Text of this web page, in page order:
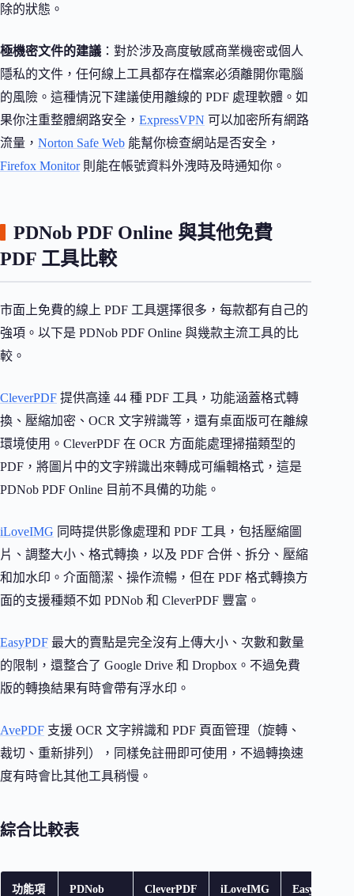
除的狀態。
極機密文件的建議 ：對於涉及高度敏感商業機密或個人
隱私的文件，任何線上工具都存在檔案必須離開你電腦
的風險。這種情況下建議使用離線的 PDF 處理軟體。如
果你注重整體網路安全， ExpressVPN 可以加密所有網路
流量， Norton Safe Web 能幫你檢查網站是否安全，
Firefox Monitor則能在帳號資料外洩時及時通知你。
PDNob PDF Online 與其他免費
PDF 工具比較
市面上免費的線上 PDF 工具選擇很多，每款都有自己的
強項。以下是 PDNob PDF Online 與幾款主流工具的比
較。
CleverPDF 提供高達 44 種 PDF 工具，功能涵蓋格式轉
換、壓縮加密、OCR 文字辨識等，還有桌面版可在離線
環境使用。CleverPDF 在 OCR 方面能處理掃描類型的
PDF，將圖片中的文字辨識出來轉成可編輯格式，這是
PDNob PDF Online 目前不具備的功能。
iLoveIMG 同時提供影像處理和 PDF 工具，包括壓縮圖
片、調整大小、格式轉換，以及 PDF 合併、拆分、壓縮
和加水印。介面簡潔、操作流暢，但在 PDF 格式轉換方
面的支援種類不如 PDNob 和 CleverPDF 豐富。
EasyPDF 最大的賣點是完全沒有上傳大小、次數和數量
的限制，還整合了 Google Drive 和 Dropbox。不過免費
版的轉換結果有時會帶有浮水印。
AvePDF 支援 OCR 文字辨識和 PDF 頁面管理（旋轉、
裁切、重新排列），同樣免註冊即可使用，不過轉換速
度有時會比其他工具稍慢。
綜合比較表
功能項
PDNob
CleverPDF iLoveIMG EasyPDF